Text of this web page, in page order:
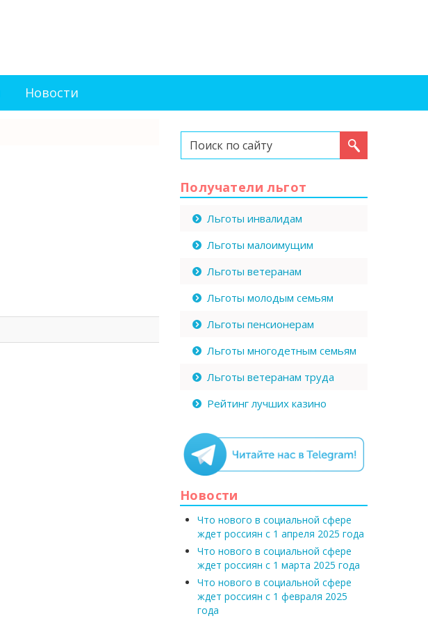
Новости
Искать...
Получатели льгот
Льготы инвалидам
Льготы малоимущим
Льготы ветеранам
Льготы молодым семьям
Льготы пенсионерам
Льготы многодетным семьям
Льготы ветеранам труда
Рейтинг лучших казино
Новости
Что нового в социальной сфере
ждет россиян с 1 апреля 2025 года
Что нового в социальной сфере
ждет россиян с 1 марта 2025 года
Что нового в социальной сфере
ждет россиян с 1 февраля 2025
года